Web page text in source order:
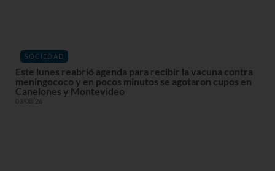
SOCIEDAD
Este lunes reabrió agenda para recibir la vacuna contra
meningococo y en pocos minutos se agotaron cupos en
Canelones y Montevideo
03/08/26